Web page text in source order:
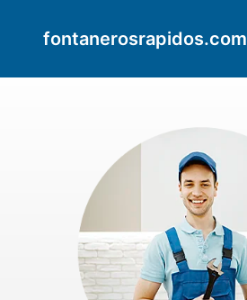
fontanerosrapidos.com